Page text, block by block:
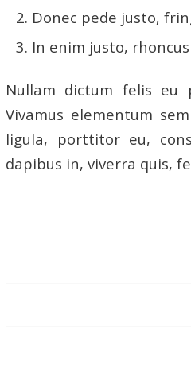
Donec pede justo,
In enim justo,
Nullam dictum felis eu
Vivamus elementum
ligula, porttitor eu,
dapibus in, viverra quis,